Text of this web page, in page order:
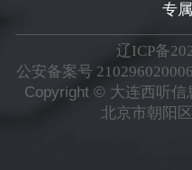
专
辽ICP备
公安备案号
Copyright © 大连西听
北京市朝阳